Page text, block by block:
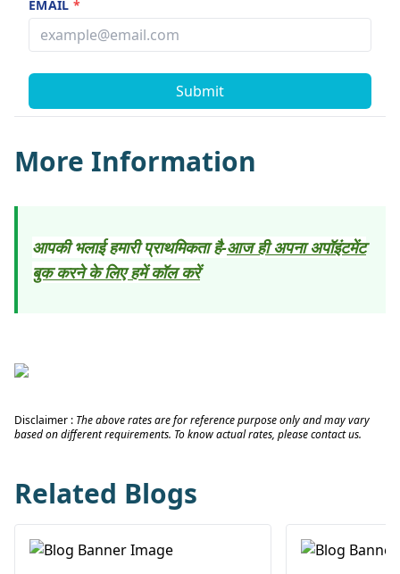
EMAIL*
Submit
More Information
आपकी भलाई हमारी प्राथमिकता है-आज ही अपना अपॉइंटमेंट
बुक करने के लिए हमें कॉल करें
Disclaimer : The above rates are for reference purpose only and may vary
based on different requirements. To know actual rates, please contact us.
Related Blogs